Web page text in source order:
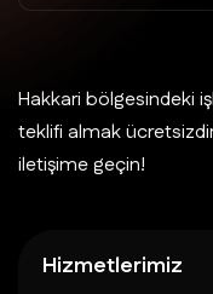
Hakkari bölgesindeki
teklifi almak
iletişime geçin!
Hizmetlerimiz